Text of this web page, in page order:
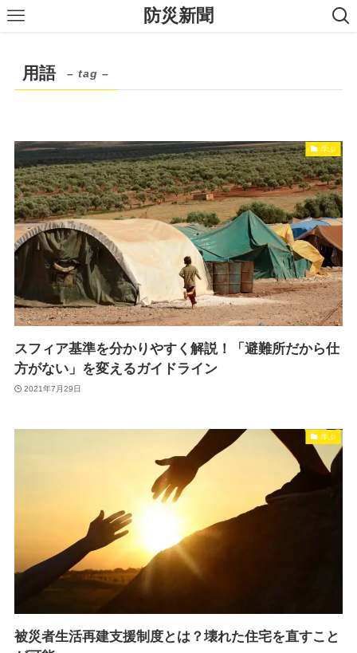
防災新聞
用語 – tag –
学ぶ
スフィア基準を分かりやすく解説！「避難所だから仕
方がない」を変えるガイドライン
2021年7月29日
学ぶ
被災者生活再建支援制度とは？壊れた住宅を直すこと